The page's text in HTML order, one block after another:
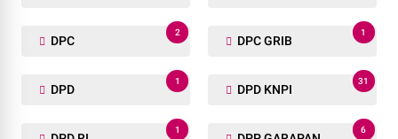
DPC
2
DPC GRIB
1
DPD
1
DPD KNPI
31
1 6